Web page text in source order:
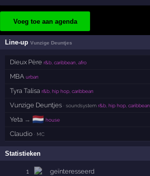
Voeg toe aan agenda
Line-upVunzige Deuntjes
Dieux Père r&b, caribbean, afro
MBA urban
Tyra Talisa r&b, hip hop, caribbean
Vunzige Deuntjes · soundsystem r&b, hip hop, caribbean
Yeta → 🇳🇱 house
Claudio · MC
Statistieken
1 geïnteresseerd